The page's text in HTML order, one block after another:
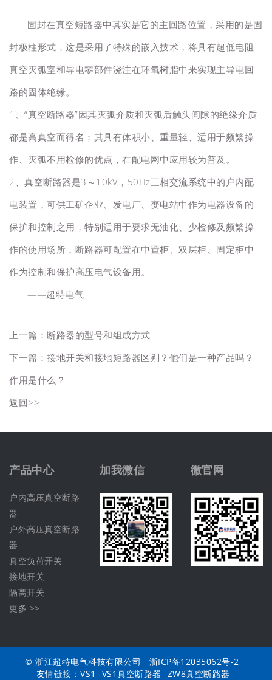
固封在真空短路器中其实是它的主回路位置，采用的是固
封极柱形式，这是采用了特殊的嵌入技术，将具有超低电阻
真空灭弧室和导电零部件浇注在环氧树脂中来实现主导电回
路的固体绝缘。
1、“真空断路器”因其灭弧介质和灭弧后触头间隙的绝缘介质
都是高真空而得名；其具有体积小、重量轻、适用于频繁操
作、灭弧不用检修的优点，在配电网中应用较为普及。
2、真空断路器是3～10kV，50Hz三相交流系统中的户内配
电装置，可供工矿企业、发电厂、变电站中作为电器设备的
保护和控制之用，特别适用于要求无油化、少检修及频繁操
作的使用场所，断路器可配置在中置柜、双层柜、固定柜中
作为控制和保护高压电气设备用。
——超特电气
上一篇： 断路器的型号和组成方式
下一篇： 接地开关和接地短路器区别？他们是一种产品吗？
作用是什么？
返回>>
产品中心
户内高压真空断路
器
户外高压真空断路
器
真空负荷开关
接地开关
隔离开关
更多 >>
加我微信 微官网
© 浙江超特电气科技有限公司 浙ICP备12035062号-2
友情链接： VS1 VS1真空断路器 ZW8真空断路器